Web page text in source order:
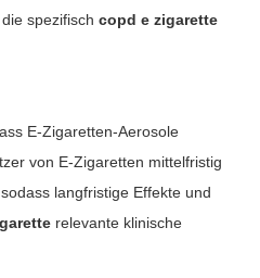
die spezifischcopd e zigarette
E‑Zigaretten-Aerosole
von E‑Zigaretten mittelfristig
langfristige Effekte und
relevante klinische